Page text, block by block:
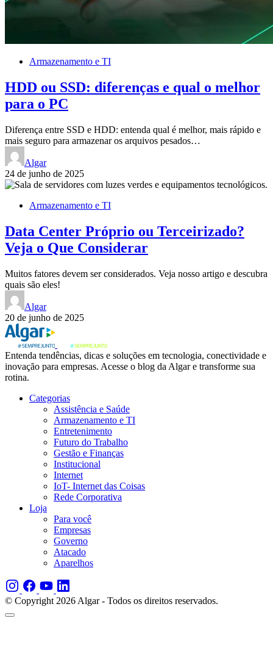
Armazenamento e TI
HDD ou SSD: diferenças e qual o melhor
para o PC
Diferença entre SSD e HDD: entenda qual é melhor, mais rápido e
mais seguro para armazenar os arquivos pesados…
Algar
24 de junho de 2025
Armazenamento e TI
Data Center Próprio ou Terceirizado?
Veja o Que Considerar
Muitos fatores devem ser considerados. Veja nosso artigo e descubra
quais são eles!
Algar
20 de junho de 2025
Entenda tendências, dicas e soluções em tecnologia, conectividade e
inovação para empresas. Acesse o blog da Algar e transforme sua
rotina.
Categorias
Assistência e Saúde
Armazenamento e TI
Entretenimento
Futuro do Trabalho
Gestão e Finanças
Institucional
Internet
IoT- Internet das Coisas
Rede Corporativa
Loja
Para você
Empresas
Governo
Atacado
Aparelhos
© Copyright 2026 Algar - Todos os direitos reservados.